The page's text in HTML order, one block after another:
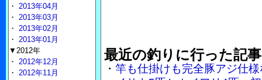
最近の釣りに行った記事
・ 竿も仕掛けも完全豚アジ仕
・ 2013年04月
・ 2013年03月
・ 2013年02月
・ 2013年01月
▼2012年
・ 2012年12月
・ 2012年11月